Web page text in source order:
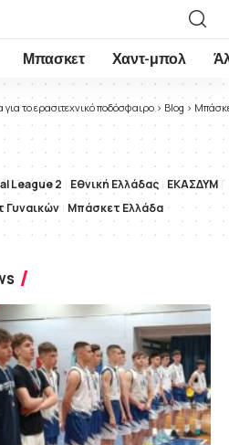
Μπασκετ Χαντ-μπολ
το ερασιτεχνικό ποδόσφαιρο> Blog >
League 2 Εθνική Ελλάδας ΕΚΑΣΔΥΜ
Γυναικών Μπάσκετ Ελλάδα